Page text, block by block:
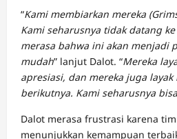
“Kami membiarkan mereka
Kami seharusnya tidak datang
merasa bahwa ini akan menjadi
mudah” lanjut Dalot. “Mereka
apresiasi, dan mereka juga layak
berikutnya. Kami seharusnya
Dalot merasa frustrasi karena
menunjukkan kemampuan